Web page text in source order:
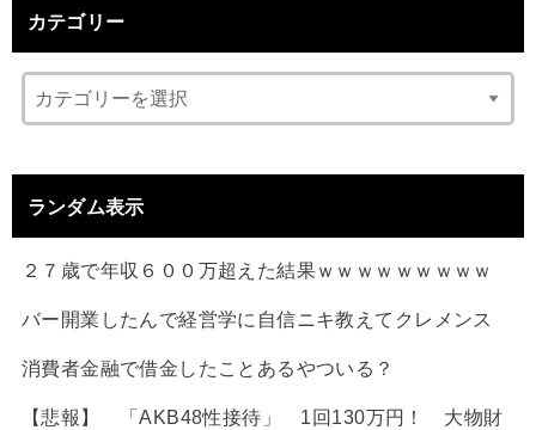
カテゴリー
ランダム表示
２７歳で年収６００万超えた結果ｗｗｗｗｗｗｗｗｗ
バー開業したんで経営学に自信ニキ教えてクレメンス
消費者金融で借金したことあるやついる？
【悲報】 「AKB48性接待」 1回130万円！ 大物財